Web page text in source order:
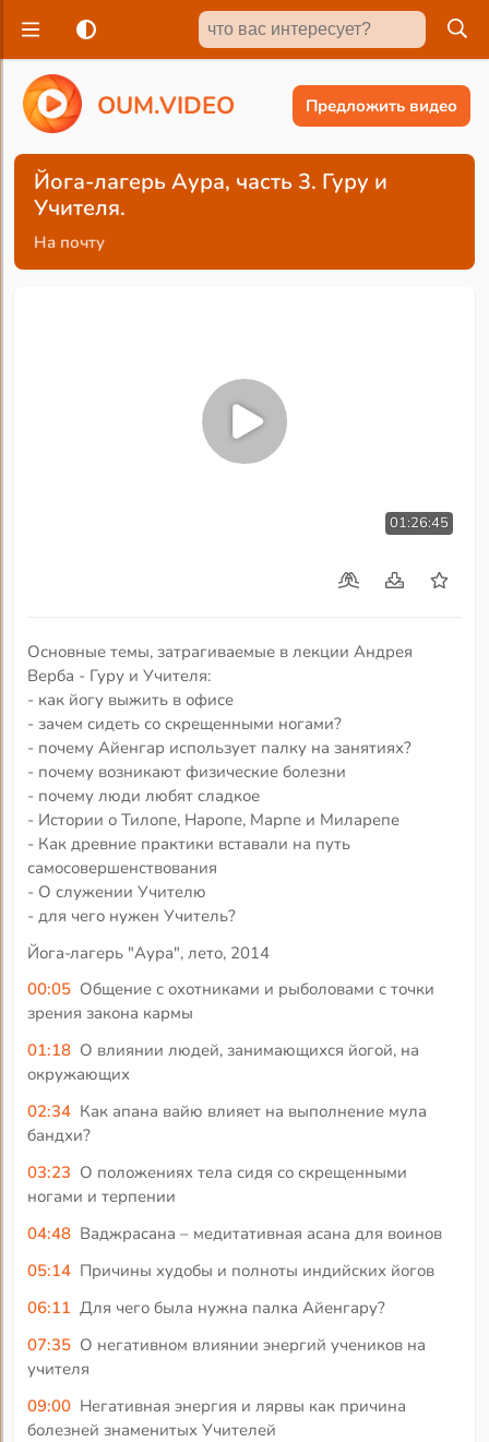
OUM.VIDEO Предложить видео
Йога-лагерь Аура, часть 3. Гуру и
Учителя.
На почту
01:26:45
Основные темы, затрагиваемые в лекции Андрея
Верба - Гуру и Учителя:
- как йогу выжить в офисе
- зачем сидеть со скрещенными ногами?
- почему Айенгар использует палку на занятиях?
- почему возникают физические болезни
- почему люди любят сладкое
- Истории о Тилопе, Наропе, Марпе и Миларепе
- Как древние практики вставали на путь
самосовершенствования
- О служении Учителю
- для чего нужен Учитель?
Йога-лагерь "Аура", лето, 2014
00:05 Общение с охотниками и рыболовами с точки
зрения закона кармы
01:18 О влиянии людей, занимающихся йогой, на
окружающих
02:34 Как апана вайю влияет на выполнение мула
бандхи?
03:23 О положениях тела сидя со скрещенными
ногами и терпении
04:48 Ваджрасана – медитативная асана для воинов
05:14 Причины худобы и полноты индийских йогов
06:11 Для чего была нужна палка Айенгару?
07:35 О негативном влиянии энергий учеников на
учителя
09:00 Негативная энергия и лярвы как причина
болезней знаменитых Учителей